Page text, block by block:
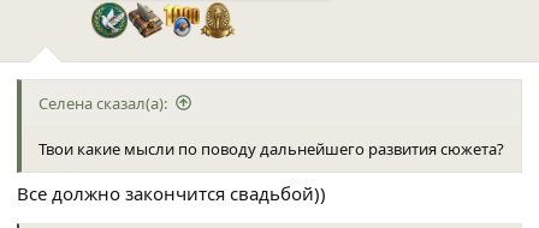
Селена сказал(а):
Твои какие мысли по поводу дальнейшего развития сюжета?
Все должно закончится свадьбой))